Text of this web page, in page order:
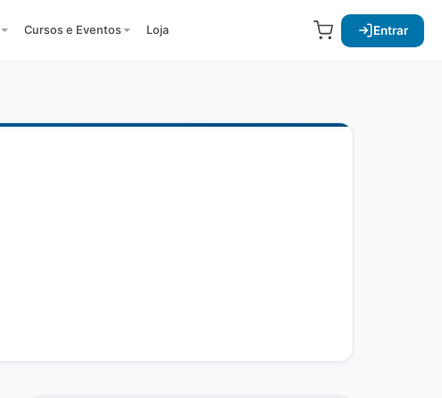
Cursos e Eventos Loja Entrar